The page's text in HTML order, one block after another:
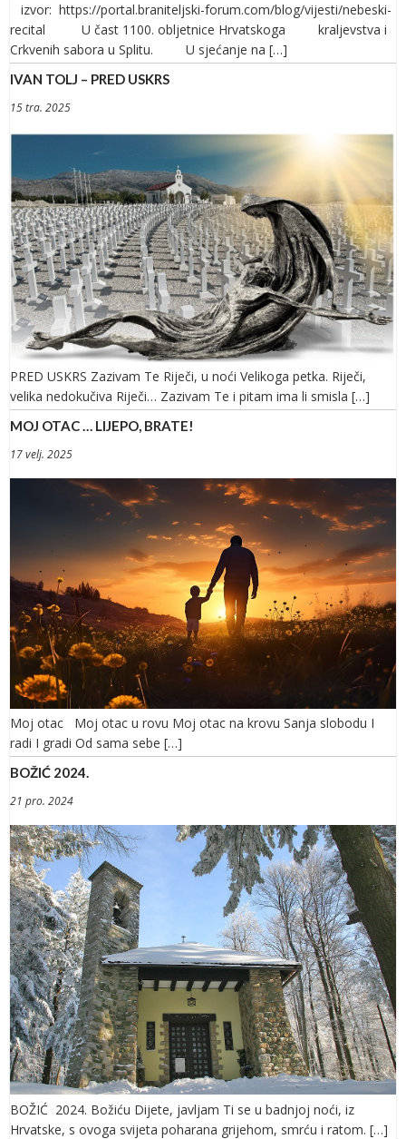
izvor: https://portal.braniteljski-forum.com/blog/vijesti/nebeski-
recital U čast 1100. obljetnice Hrvatskoga kraljevstva i
Crkvenih sabora u Splitu. U sjećanje na […]
IVAN TOLJ – PRED USKRS
15 tra. 2025
PRED USKRS Zazivam Te Riječi, u noći Velikoga petka. Riječi,
velika nedokučiva Riječi… Zazivam Te i pitam ima li smisla […]
MOJ OTAC … LIJEPO, BRATE!
17 velj. 2025
Moj otac Moj otac u rovu Moj otac na krovu Sanja slobodu I
radi I gradi Od sama sebe […]
BOŽIĆ 2024.
21 pro. 2024
BOŽIĆ 2024. Božiću Dijete, javljam Ti se u badnjoj noći, iz
Hrvatske, s ovoga svijeta poharana grijehom, smrću i ratom. […]